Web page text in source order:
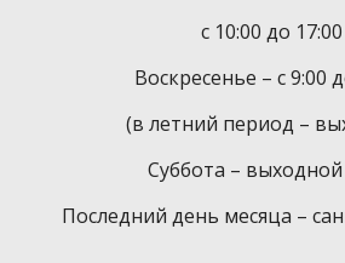
с 10:00 до 17:00
Воскресенье – с 9:00
(в летний период –
Суббота –
Последний день месяца –